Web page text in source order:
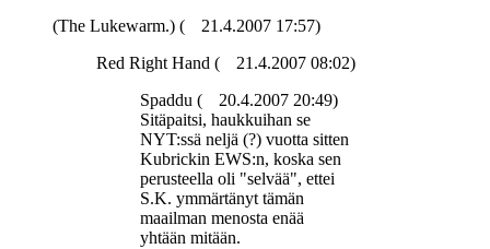
(The Lukewarm.) (
21.4.2007 17:57)
Red Right Hand (
21.4.2007 08:02)
Spaddu (
20.4.2007 20:49)
Sitäpaitsi, haukkuihan se
NYT:ssä neljä (?) vuotta sitten
Kubrickin EWS:n, koska sen
perusteella oli "selvää", ettei
S.K. ymmärtänyt tämän
maailman menosta enää
yhtään mitään.